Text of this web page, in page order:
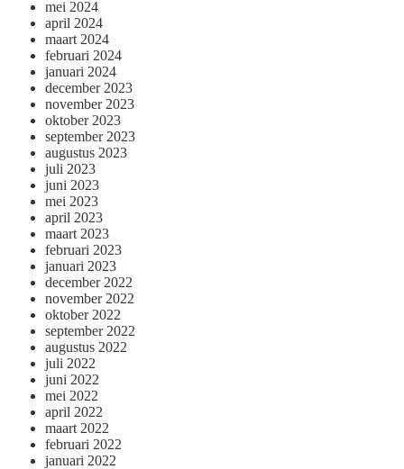
mei 2024
april 2024
maart 2024
februari 2024
januari 2024
december 2023
november 2023
oktober 2023
september 2023
augustus 2023
juli 2023
juni 2023
mei 2023
april 2023
maart 2023
februari 2023
januari 2023
december 2022
november 2022
oktober 2022
september 2022
augustus 2022
juli 2022
juni 2022
mei 2022
april 2022
maart 2022
februari 2022
januari 2022